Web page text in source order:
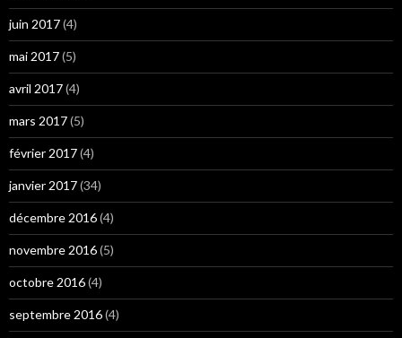
juin 2017(4)
mai 2017(5)
avril 2017(4)
mars 2017(5)
février 2017(4)
janvier 2017(34)
décembre 2016(4)
novembre 2016(5)
octobre 2016(4)
septembre 2016(4)